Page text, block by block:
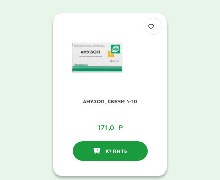
АНУЗОЛ, СВЕЧИ №10
171,0 ₽
КУПИТЬ